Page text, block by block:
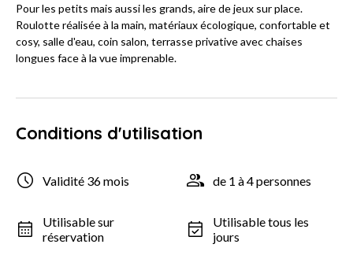
Pour les petits mais aussi les grands, aire de jeux sur place.
Roulotte réalisée à la main, matériaux écologique, confortable et
cosy, salle d'eau, coin salon, terrasse privative avec chaises
longues face à la vue imprenable.
Conditions d'utilisation
Validité 36 mois de 1 à 4 personnes
Utilisable sur
réservation
Utilisable tous les
jours